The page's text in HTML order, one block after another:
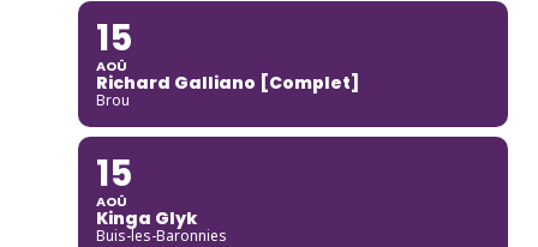
15
AOÛ
Richard Galliano [Complet]
Brou
15
AOÛ
Kinga Glyk
Buis-les-Baronnies